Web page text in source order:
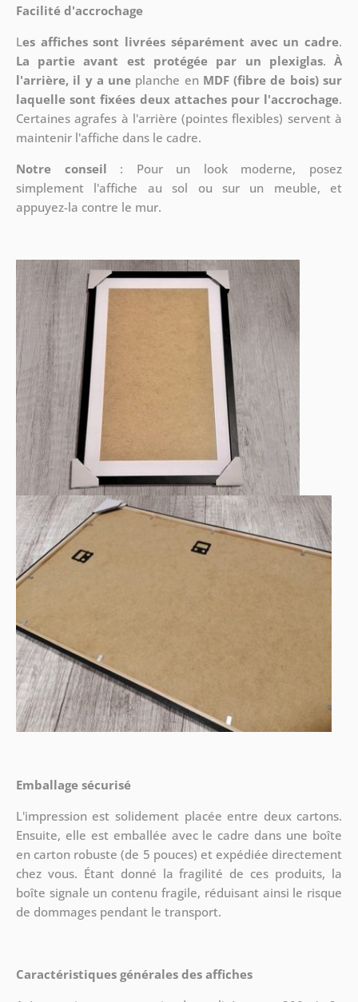
Facilité d'accrochage
Les affiches sont livrées séparément avec un cadre.
La partie avant est protégée par un plexiglas.À
l'arrière, il y a une planche en MDF (fibre de bois) sur
laquelle sont fixées deux attaches pour l'accrochage.
Certaines agrafes à l'arrière (pointes flexibles) servent à
maintenir l'affiche dans le cadre.
Notre conseil : Pour un look moderne, posez
simplement l'affiche au sol ou sur un meuble, et
appuyez-la contre le mur.
Emballage sécurisé
L'impression est solidement placée entre deux cartons.
Ensuite, elle est emballée avec le cadre dans une boîte
en carton robuste (de 5 pouces) et expédiée directement
chez vous. Étant donné la fragilité de ces produits, la
boîte signale un contenu fragile, réduisant ainsi le risque
de dommages pendant le transport.
Caractéristiques générales des affiches